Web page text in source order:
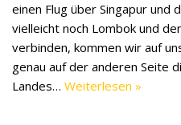
einen Flug über Singapur und
vielleicht noch Lombok und
verbinden, kommen wir auf
genau auf der anderen Seite
Landes… Weiterlesen »